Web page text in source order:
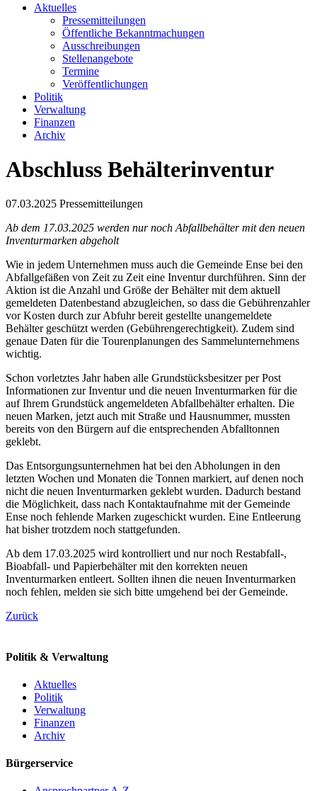
Aktuelles
Pressemitteilungen
Öffentliche Bekanntmachungen
Ausschreibungen
Stellenangebote
Termine
Veröffentlichungen
Politik
Verwaltung
Finanzen
Archiv
Abschluss Behälterinventur
07.03.2025 Pressemitteilungen
Ab dem 17.03.2025 werden nur noch Abfallbehälter mit den neuen
Inventurmarken abgeholt
Wie in jedem Unternehmen muss auch die Gemeinde Ense bei den
Abfallgefäßen von Zeit zu Zeit eine Inventur durchführen. Sinn der
Aktion ist die Anzahl und Größe der Behälter mit dem aktuell
gemeldeten Datenbestand abzugleichen, so dass die Gebührenzahler
vor Kosten durch zur Abfuhr bereit gestellte unangemeldete
Behälter geschützt werden (Gebührengerechtigkeit). Zudem sind
genaue Daten für die Tourenplanungen des Sammelunternehmens
wichtig.
Schon vorletztes Jahr haben alle Grundstücksbesitzer per Post
Informationen zur Inventur und die neuen Inventurmarken für die
auf Ihrem Grundstück angemeldeten Abfallbehälter erhalten. Die
neuen Marken, jetzt auch mit Straße und Hausnummer, mussten
bereits von den Bürgern auf die entsprechenden Abfalltonnen
geklebt.
Das Entsorgungsunternehmen hat bei den Abholungen in den
letzten Wochen und Monaten die Tonnen markiert, auf denen noch
nicht die neuen Inventurmarken geklebt wurden. Dadurch bestand
die Möglichkeit, dass nach Kontaktaufnahme mit der Gemeinde
Ense noch fehlende Marken zugeschickt wurden. Eine Entleerung
hat bisher trotzdem noch stattgefunden.
Ab dem 17.03.2025 wird kontrolliert und nur noch Restabfall-,
Bioabfall- und Papierbehälter mit den korrekten neuen
Inventurmarken entleert. Sollten ihnen die neuen Inventurmarken
noch fehlen, melden sie sich bitte umgehend bei der Gemeinde.
Zurück
Politik & Verwaltung
Aktuelles
Politik
Verwaltung
Finanzen
Archiv
Bürgerservice